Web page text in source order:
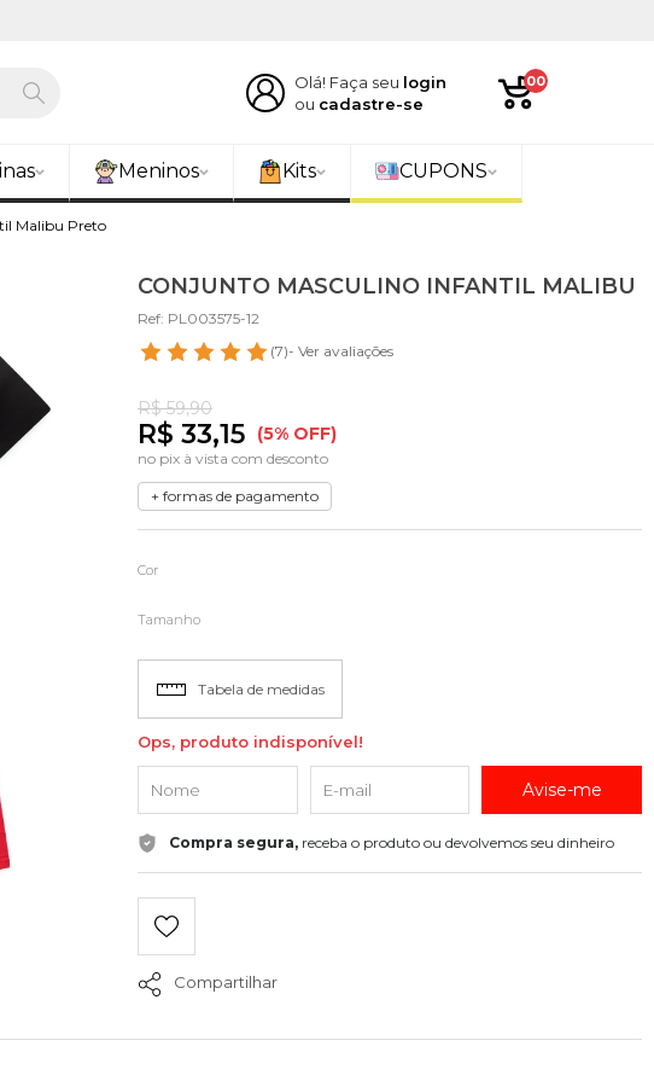
Olá! Faça seu login
ou cadastre-se
00
Meninos Kits CUPONS
Malibu Preto
CONJUNTO MASCULINO INFANTIL MALIBU
Ref: PL003575-12
(7)- Ver avaliações
R$ 59,90
R$ 33,15 (5% OFF)
no pix à vista com desconto
+ formas de pagamento
Cor
Tamanho
Tabela de medidas
Ops, produto indisponível!
Avise-me
Compra segura, receba o produto ou devolvemos seu dinheiro
Compartilhar